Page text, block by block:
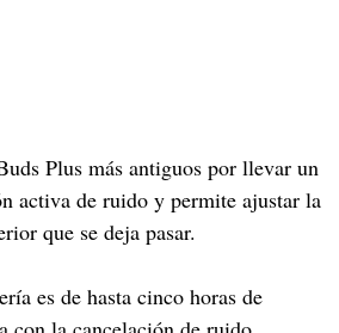
Plus más antiguos por llevar un
activa de ruido y permite ajustar la
que se deja pasar.
es de hasta cinco horas de